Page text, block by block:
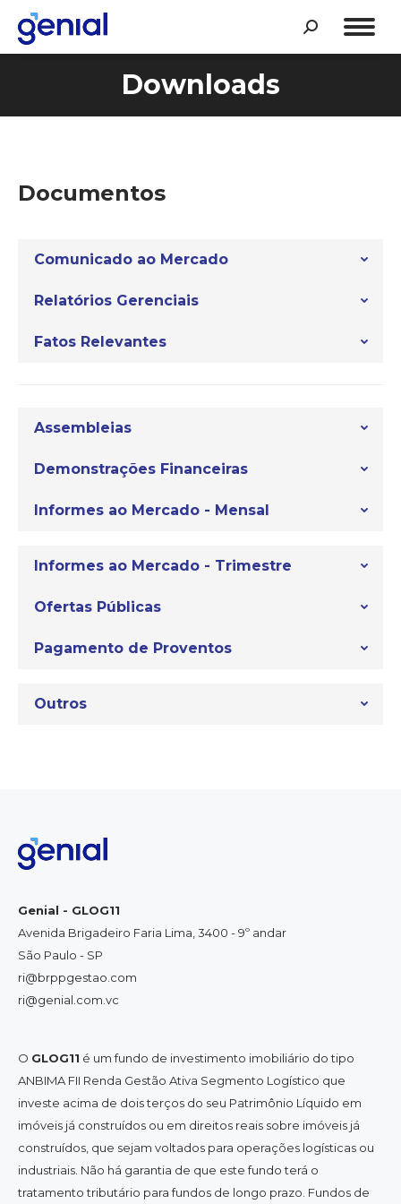
Search:
Downloads
Documentos
Comunicado ao Mercado
Relatórios Gerenciais
Fatos Relevantes
Assembleias
Demonstrações Financeiras
Informes ao Mercado - Mensal
Informes ao Mercado - Trimestre
Ofertas Públicas
Pagamento de Proventos
Outros
Genial - GLOG11
Avenida Brigadeiro Faria Lima, 3400 - 9º andar
São Paulo - SP
ri@brppgestao.com
ri@genial.com.vc
O GLOG11 é um fundo de investimento imobiliário do tipo
ANBIMA FII Renda Gestão Ativa Segmento Logístico que
investe acima de dois terços do seu Patrimônio Líquido em
imóveis já construídos ou em direitos reais sobre imóveis já
construídos, que sejam voltados para operações logísticas ou
industriais. Não há garantia de que este fundo terá o
tratamento tributário para fundos de longo prazo. Fundos de